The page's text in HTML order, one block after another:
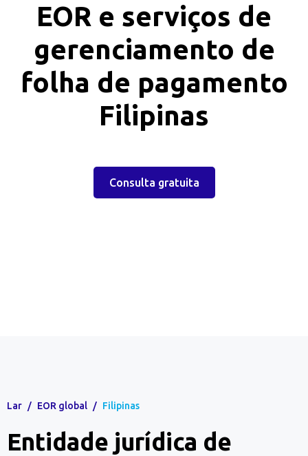
EOR e serviços de
gerenciamento de
folha de pagamento
Filipinas
Consulta gratuita
Lar / EOR global / Filipinas
Entidade jurídica de